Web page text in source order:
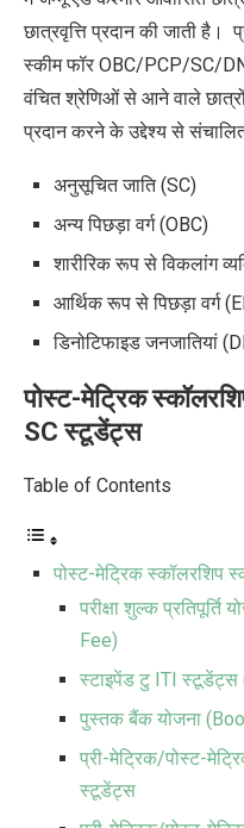
छात्रवृत्ति प्रदान की जाती है।
स्कीम फॉर OBC/PCP/SC/
वंचित श्रेणिओं से आने वाले
प्रदान करने के उद्देश्य से
अनुसूचित जाति (SC)
अन्य पिछड़ा वर्ग (OBC)
शारीरिक रूप से विकलांग
आर्थिक रूप से पिछड़ा वर्ग
डिनोटिफाइड जनजातियां
पोस्ट-मेट्रिक
SC स्टूडेंट्स
Table of Contents
पोस्ट-मेट्रिक स्कॉलरशिप
परीक्षा शुल्क
Fee)
स्टाइपेंड टु ITI स्टूडेंट्स
पुस्तक बैंक योजना
प्री-मेट्रिक/पोस्ट-
स्टूडेंट्स